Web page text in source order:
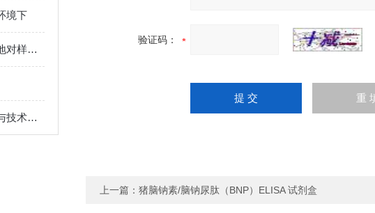
境下
有了这些功能，酶标仪能更好地对样本测量
全自动高压灭菌器其核心功能与技术原理
验证码：
上一篇： 猪脑钠素/脑钠尿肽（BNP）ELISA 试剂盒